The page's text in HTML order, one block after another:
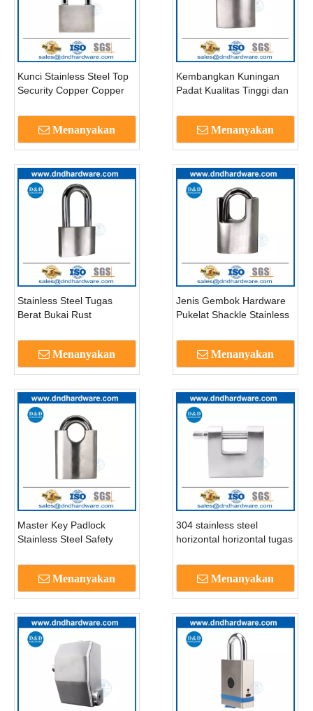
Kunci Stainless Steel Top
Security Copper Copper
Menanyakan
Kembangkan Kuningan
Padat Kualitas Tinggi dan
Berat untuk Keys-
DDPL004Menanyakan
Stainless Steel Tugas
Berat Bukai Rust
Master Key Padlock-
DDPL005Menanyakan
Jenis Gembok Hardware
Pukelat Shackle Stainless
Padlock-DDPL006
Menanyakan
Master Key Padlock
Stainless Steel Safety
Padlocks Waterproof
Padlock-DDPL007
Menanyakan
304 stainless steel
horizontal horizontal tugas
pencurian gembok-
DDPL008Menanyakan